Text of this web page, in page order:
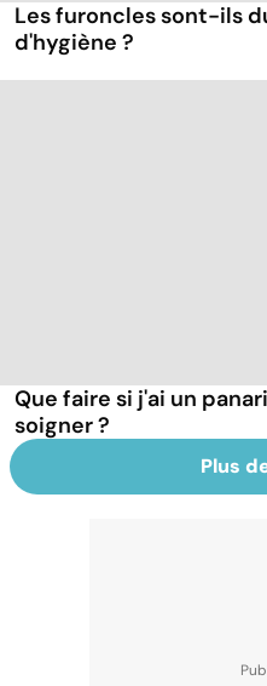
Les furoncles sont-ils
d'hygiène ?
Que faire si j'ai un
soigner ?
Plus